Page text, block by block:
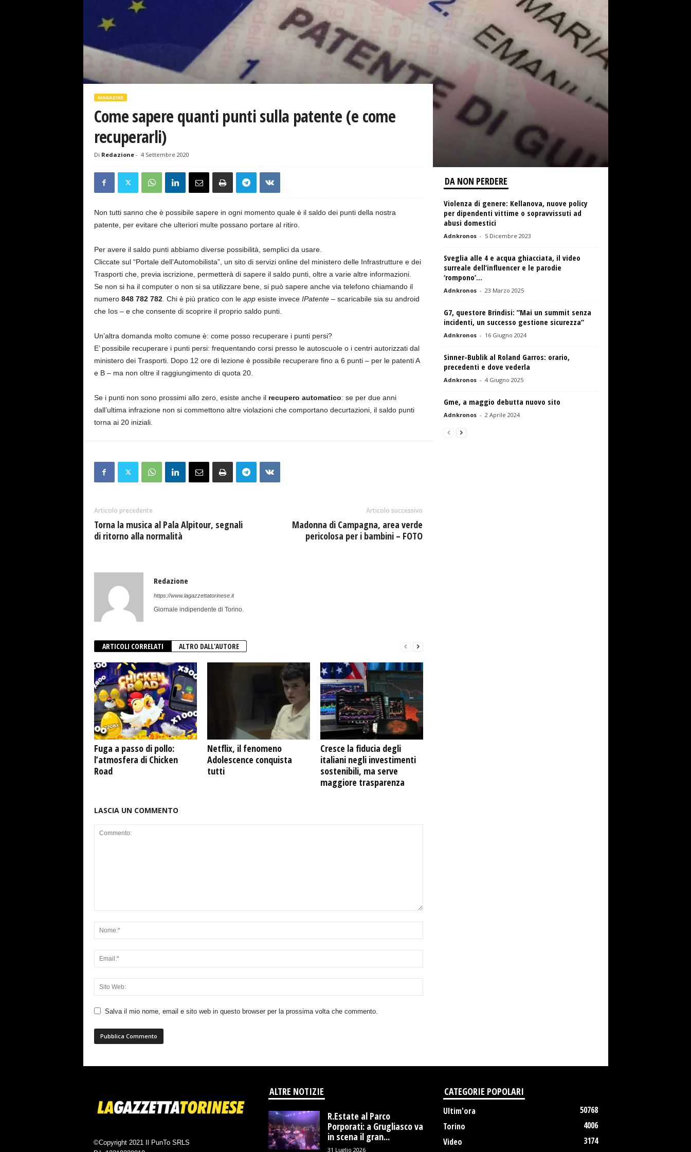
MAGAZINE
Come sapere quanti punti sulla patente (e come
recuperarli)
Di Redazione- 4 Settembre 2020
Non tutti sanno che è possibile sapere in ogni momento quale è il saldo dei punti della nostra
patente, per evitare che ulteriori multe possano portare al ritiro.
Per avere il saldo punti abbiamo diverse possibilità, semplici da usare.
Cliccate sul “Portale dell’Automobilista”, un sito di servizi online del ministero delle Infrastrutture e dei
Trasporti che, previa iscrizione, permetterà di sapere il saldo punti, oltre a varie altre informazioni.
Se non si ha il computer o non si sa utilizzare bene, si può sapere anche via telefono chiamando il
numero 848 782 782. Chi è più pratico con le app esiste invece IPatente – scaricabile sia su android
che Ios – e che consente di scoprire il proprio saldo punti.
Un’altra domanda molto comune è: come posso recuperare i punti persi?
E’ possibile recuperare i punti persi: frequentando corsi presso le autoscuole o i centri autorizzati dal
ministero dei Trasporti. Dopo 12 ore di lezione è possibile recuperare fino a 6 punti – per le patenti A
e B – ma non oltre il raggiungimento di quota 20.
Se i punti non sono prossimi allo zero, esiste anche il recupero automatico: se per due anni
dall’ultima infrazione non si commettono altre violazioni che comportano decurtazioni, il saldo punti
torna ai 20 iniziali.
Articolo precedente
Torna la musica al Pala Alpitour, segnali
di ritorno alla normalità
Articolo successivo
Madonna di Campagna, area verde
pericolosa per i bambini – FOTO
Redazione
https://www.lagazzettatorinese.it
Giornale indipendente di Torino.
ARTICOLI CORRELATI ALTRO DALL'AUTORE
Fuga a passo di pollo:
l’atmosfera di Chicken
Road
Netflix, il fenomeno
Adolescence conquista
tutti
Cresce la fiducia degli
italiani negli investimenti
sostenibili, ma serve
maggiore trasparenza
LASCIA UN COMMENTO
Salva il mio nome, email e sito web in questo browser per la prossima volta che commento.
DA NON PERDERE
Violenza di genere: Kellanova, nuove policy
per dipendenti vittime o sopravvissuti ad
abusi domestici
Adnkronos - 5 Dicembre 2023
Sveglia alle 4 e acqua ghiacciata, il video
surreale dell’influencer e le parodie
‘rompono’...
Adnkronos - 23 Marzo 2025
G7, questore Brindisi: ”Mai un summit senza
incidenti, un successo gestione sicurezza”
Adnkronos - 16 Giugno 2024
Sinner-Bublik al Roland Garros: orario,
precedenti e dove vederla
Adnkronos - 4 Giugno 2025
Gme, a maggio debutta nuovo sito
Adnkronos - 2 Aprile 2024
©Copyright 2021 Il PunTo SRLS
ALTRE NOTIZIE
R.Estate al Parco
Porporati: a Grugliasco va
in scena il gran...
31 Luglio 2026
CATEGORIE POPOLARI
Ultim'ora
50768
Torino
4006
Video
3174